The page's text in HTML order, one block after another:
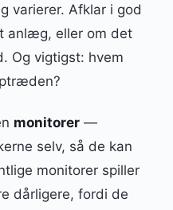
varierer. Afklar i god
anlæg, eller om det
Og vigtigst: hvem
monitorer —
selv, så de kan
monitorer spiller
dårligere, fordi de